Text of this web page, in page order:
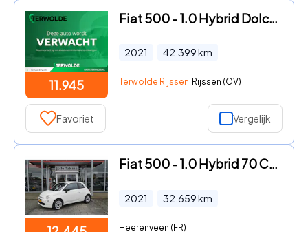
11.945
Fiat 500 - 1.0 Hybrid Dolcevita | Panorama dak | Navigatie | Xenon |
2021 42.399km
Terwolde Rijssen Rijssen (OV)
Favoriet Vergelijk
Fiat 500 - 1.0 Hybrid 70 Cult│15'' lmv│Navi│Android / Apple Carplay│PDC
2021 32.659km
Heerenveen (FR)